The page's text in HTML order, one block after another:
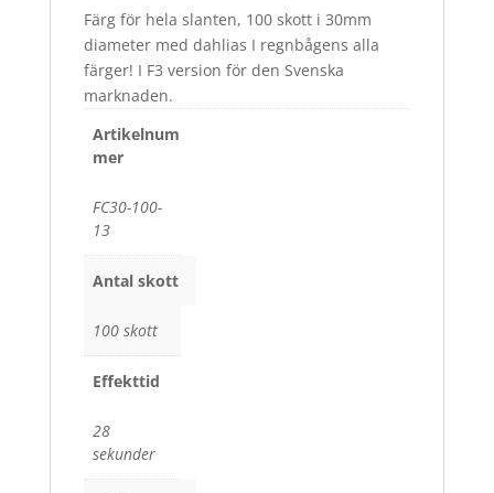
Färg för hela slanten, 100 skott i 30mm
diameter med dahlias I regnbågens alla
färger! I F3 version för den Svenska
marknaden.
Artikelnum
mer
FC30-100-
13
Antal skott
100 skott
Effekttid
28
sekunder